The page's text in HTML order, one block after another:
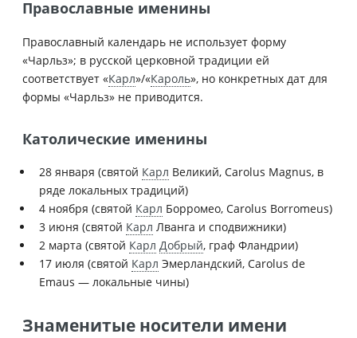
Православные именины
Православный календарь не использует форму
«Чарльз»; в русской церковной традиции ей
соответствует «Карл»/«Кароль», но конкретных дат для
формы «Чарльз» не приводится.
Католические именины
28 января (святой Карл Великий, Carolus Magnus, в
ряде локальных традиций)
4 ноября (святой Карл Борромео, Carolus Borromeus)
3 июня (святой Карл Лванга и сподвижники)
2 марта (святой Карл Добрый, граф Фландрии)
17 июля (святой Карл Эмерландский, Carolus de
Emaus — локальные чины)
Знаменитые носители имени